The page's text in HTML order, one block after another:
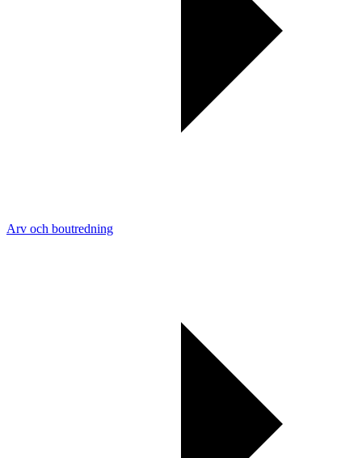
Arv och boutredning